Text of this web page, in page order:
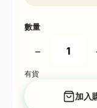
數量
−
有貨
加入